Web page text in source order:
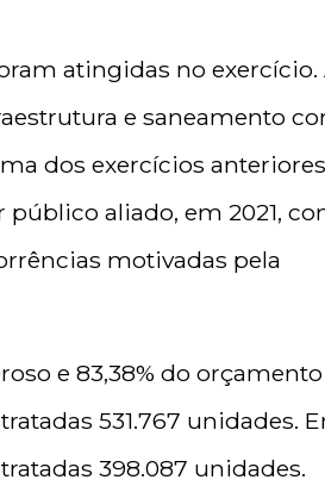
atingidas no exercício.
e saneamento
dos exercícios
aliado, em 2021,
motivadas pela
e 83,38% do
531.767 unidades.
398.087 unidades.